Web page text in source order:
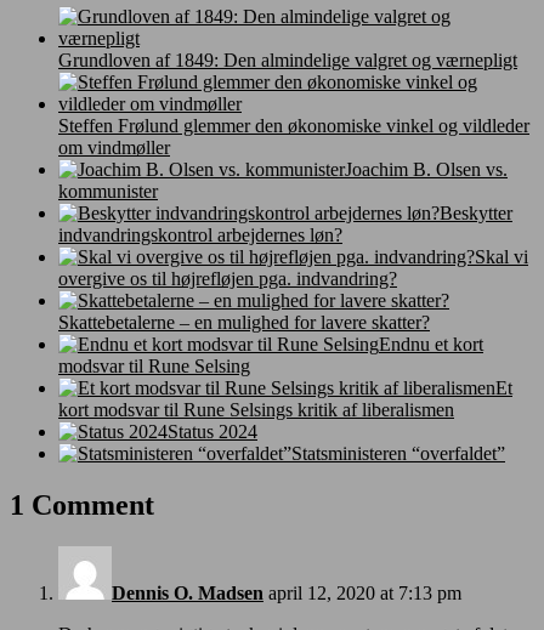
Grundloven af 1849: Den almindelige valgret og værnepligt
Steffen Frølund glemmer den økonomiske vinkel og vildleder
om vindmøller
Joachim B. Olsen vs.
kommunister
Beskytter
indvandringskontrol arbejdernes løn?
Skal vi
overgive os til højrefløjen pga. indvandring?
Skattebetalerne – en mulighed for lavere skatter?
Endnu et kort
modsvar til Rune Selsing
Et
kort modsvar til Rune Selsings kritik af liberalismen
Status 2024
Statsministeren “overfaldet”
1 Comment
Dennis O. Madsen april 12, 2020 at 7:13 pm